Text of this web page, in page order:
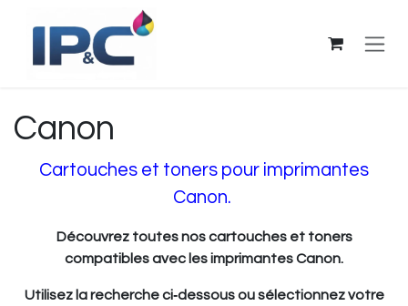
Se rendre au contenu
Canon
Cartouches et toners pour imprimantes
Canon.
Découvrez toutes nos cartouches et toners
compatibles avec les imprimantes Canon.
Utilisez la recherche ci‑dessous ou sélectionnez votre